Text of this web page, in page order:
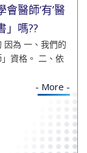
醫師‘有’醫
」嗎??
因為 一、我們的
資格。 二、依
- More -